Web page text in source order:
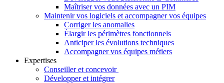
Maîtriser vos données avec un PIM
Maintenir vos logiciels et accompagner vos équipes
Corriger les anomalies
Élargir les périmètres fonctionnels
Anticiper les évolutions techniques
Accompagner vos équipes métiers
Expertises
Conseiller et concevoir
Développer et intégrer